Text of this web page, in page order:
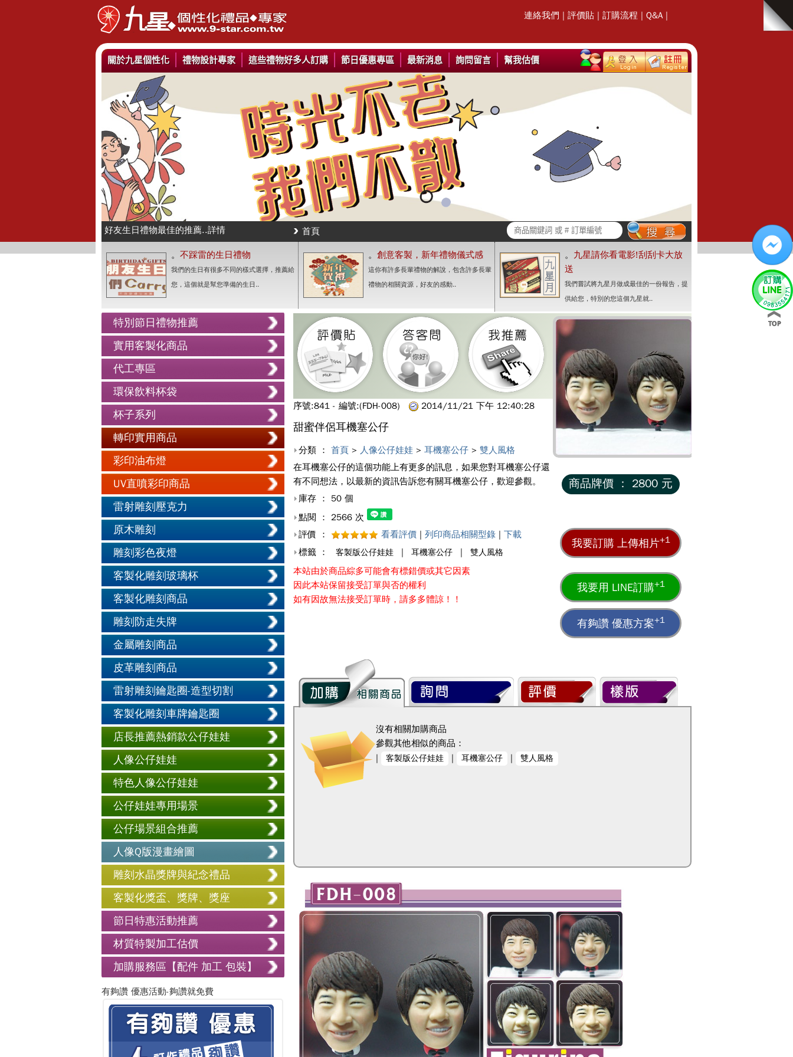
連絡我們 | 評價貼 | 訂購流程 | Q&A|
關於九星個性化 禮物設計專家 這些禮物好多人訂購 節日優惠專區 最新消息 詢問留言 幫我估價
情人抱枕我們幫你挑好了..詳情
好友生日禮物最佳的推薦..詳情
公仔娃娃製作與場景推薦..詳情
人像Q畫似顏繪圖可愛喔..詳情
老人防走失牌製作-手鍊..詳情
情人抱枕我們幫你挑好了..詳情
好友生日禮物最佳的推薦..詳情
公仔娃娃製作與場景推薦..詳情
人像Q畫似顏繪圖可愛喔..詳情
老人防走失牌製作-手鍊..詳情
首頁
。 不踩雷的生日禮物
我們的生日有很多不同的樣式選擇，推薦給
您，這個就是幫您準備的生日..
。 創意客製，新年禮物儀式感
這你有許多長輩禮物的解說，包含許多長輩
禮物的相關資源，好友的感動..
。 九星請你看電影!刮刮卡大放
送
我們嘗試將九星月做成最佳的一份報告，提
供給您，特別的您這個九星就..
特別節日禮物推薦
實用客製化商品
代工專區
環保飲料杯袋
杯子系列
轉印實用商品
彩印油布燈
UV直噴彩印商品
雷射雕刻壓克力
原木雕刻
雕刻彩色夜燈
客製化雕刻玻璃杯
客製化雕刻商品
雕刻防走失牌
金屬雕刻商品
皮革雕刻商品
雷射雕刻鑰匙圈-造型切割
客製化雕刻車牌鑰匙圈
店長推薦熱銷款公仔娃娃
人像公仔娃娃
特色人像公仔娃娃
公仔娃娃專用場景
公仔場景組合推薦
人像Q版漫畫繪圖
雕刻水晶獎牌與紀念禮品
客製化獎盃、獎牌、獎座
節日特惠活動推薦
材質特製加工估價
加購服務區【配件 加工 包裝】
有夠讚 優惠活動-夠讚就免費